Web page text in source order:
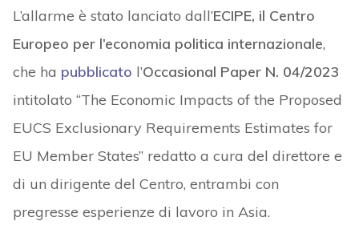
L’allarme è stato lanciato dall’ECIPE, il Centro
Europeo per l’economia politica internazionale,
che ha pubblicato l’Occasional Paper N. 04/2023
intitolato “The Economic Impacts of the Proposed
EUCS Exclusionary Requirements Estimates for
EU Member States” redatto a cura del direttore e
di un dirigente del Centro, entrambi con
pregresse esperienze di lavoro in Asia.